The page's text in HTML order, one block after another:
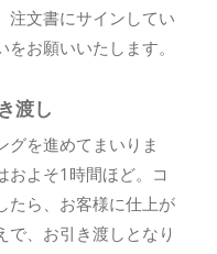
注文書にサインしてい
お願いいたします。
渡し
グを進めてまいりま
およそ1時間ほど。コ
たら、お客様に仕上が
で、お引き渡しとなり